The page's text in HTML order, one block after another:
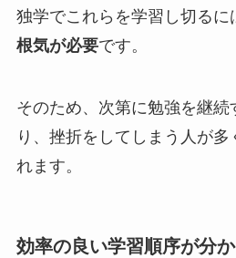
独学でこれらを学習し切るに
根気が必要です。
そのため、次第に勉強を継続
り、挫折をしてしまう人が多
れます。
効率の良い学習順序が分